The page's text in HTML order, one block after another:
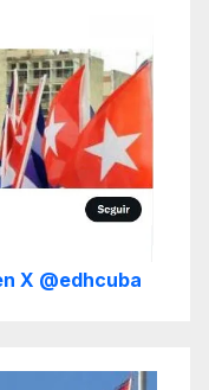
X @edhcuba